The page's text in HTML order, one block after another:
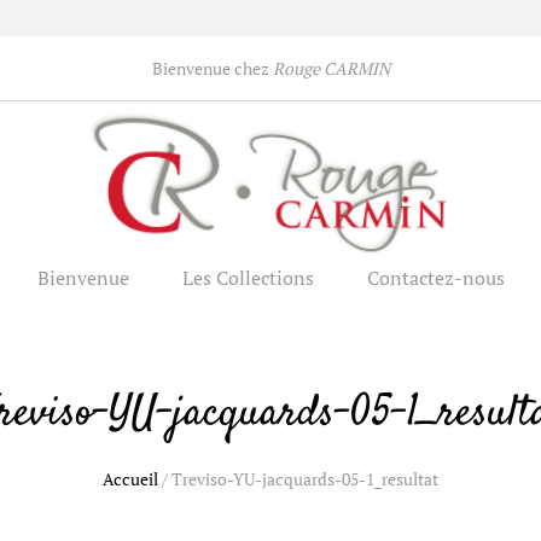
Bienvenue chez Rouge CARMIN
Bienvenue Les Collections Contactez-nous
YU-jacquards-05-
Accueil/Treviso-YU-jacquards-05-1_resultat